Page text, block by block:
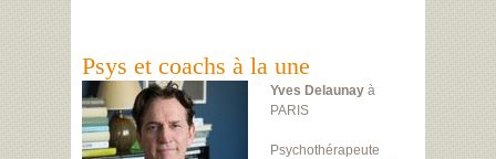
Psys et coachs à la une
Yves Delaunay à
PARIS
Psychothérapeute